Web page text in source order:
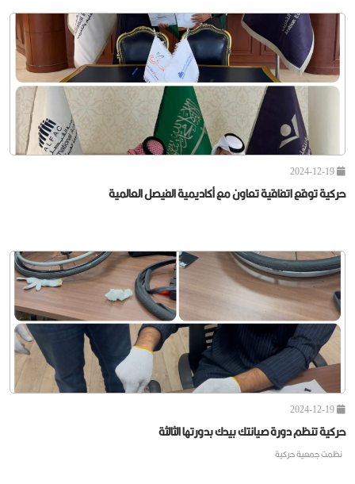
2024-12-25
حركية تُسلم كراسي صعود الدرج للمستفيدين بدعم من شركة أصول ال
ضمن مشروع جمعية
2024-12-19
حركية توقع اتفاقية تعاون مع أكاديمية الفيصل العالمية